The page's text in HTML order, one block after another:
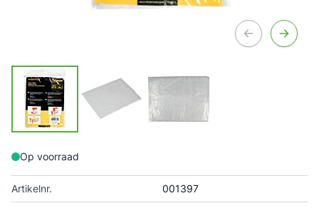
Op voorraad
Artikelnr. 001397